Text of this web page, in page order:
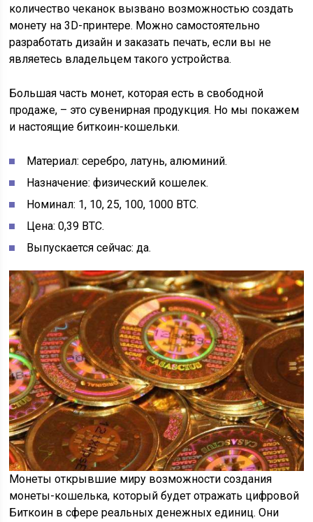
количество чеканок вызвано возможностью создать
монету на 3D-принтере. Можно самостоятельно
разработать дизайн и заказать печать, если вы не
являетесь владельцем такого устройства.
Большая часть монет, которая есть в свободной
продаже, – это сувенирная продукция. Но мы покажем
и настоящие биткоин-кошельки.
Материал: серебро, латунь, алюминий.
Назначение: физический кошелек.
Номинал: 1, 10, 25, 100, 1000 ВТС.
Цена: 0,39 ВТС.
Выпускается сейчас: да.
Монеты открывшие миру возможности создания
монеты-кошелька, который будет отражать цифровой
Биткоин в сфере реальных денежных единиц. Они